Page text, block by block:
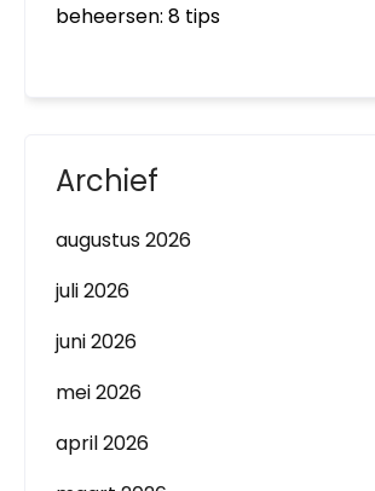
beheersen: 8 tips
Archief
augustus 2026
juli 2026
juni 2026
mei 2026
april 2026